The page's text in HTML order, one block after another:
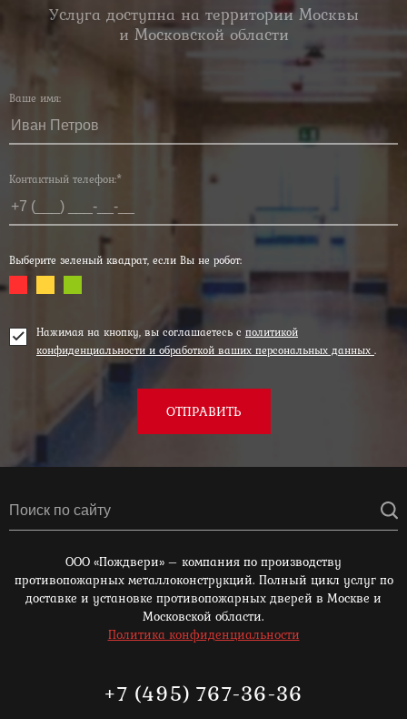
Услуга доступна на территории Москвы
и Московской области
Ваше имя:
Контактный телефон:*
Выберите зеленый квадрат, если Вы не робот:
Нажимая на кнопку, вы соглашаетесь с политикой
конфиденциальности и обработкой ваших персональных данных .
ОТПРАВИТЬ
ООО «Пождвери» – компания по производству
противопожарных металлоконструкций. Полный цикл услуг по
доставке и установке противопожарных дверей в Москве и
Московской области.
Политика конфиденциальности
+7 (495) 767-36-36